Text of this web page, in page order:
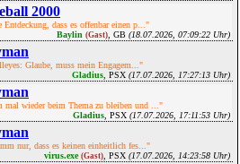
2000
Entdeckung, dass es offenbar einen p..."
Baylin (Gast) , GB (18.07.2026, 07:09:22 Uhr)
Glaube, muss mein Engagem..."
Gladius , PSX (17.07.2026, 17:27:13 Uhr)
mal wieder beim Thema zu bleiben und ..."
Gladius , PSX (17.07.2026, 17:11:53 Uhr)
nur, dass es keinen einheitlich fes..."
virus.exe (Gast) , PSX (17.07.2026, 14:23:58 Uhr)